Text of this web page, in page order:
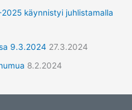
käynnistyi juhlistamalla
9.3.2024 27.3.2024
8.2.2024